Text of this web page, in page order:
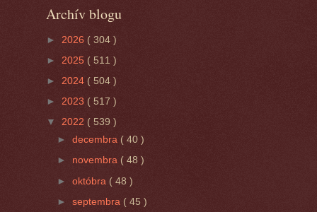
Archív blogu
► 2026 ( 304 )
► 2025 ( 511 )
► 2024 ( 504 )
► 2023 ( 517 )
▼ 2022 ( 539 )
►decembra ( 40 )
► novembra ( 48 )
►októbra ( 48 )
►septembra ( 45 )